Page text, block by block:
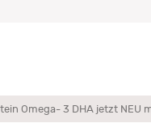
Omega- 3 DHA jetzt NEU